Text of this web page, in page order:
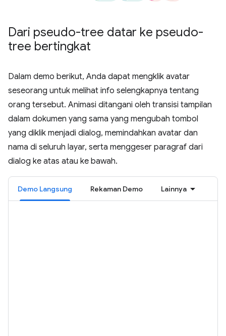
Dari pseudo-tree datar ke pseudo-
tree bertingkat
Dalam demo berikut, Anda dapat mengklik avatar
seseorang untuk melihat info selengkapnya tentang
orang tersebut. Animasi ditangani oleh transisi tampilan
dalam dokumen yang sama yang mengubah tombol
yang diklik menjadi dialog, memindahkan avatar dan
nama di seluruh layar, serta menggeser paragraf dari
dialog ke atas atau ke bawah.
Demo Langsung Rekaman Demo Lainnya